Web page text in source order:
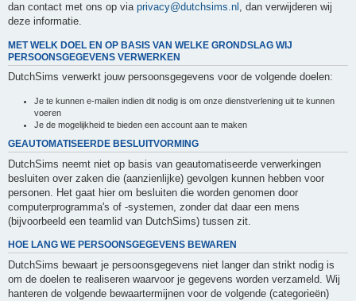
dan contact met ons op via privacy@dutchsims.nl , dan verwijderen wij
deze informatie.
MET WELK DOEL EN OP BASIS VAN WELKE GRONDSLAG WIJ
PERSOONSGEGEVENS VERWERKEN
DutchSims verwerkt jouw persoonsgegevens voor de volgende doelen:
Je te kunnen e-mailen indien dit nodig is om onze dienstverlening uit te kunnen
voeren
Je de mogelijkheid te bieden een account aan te maken
GEAUTOMATISEERDE BESLUITVORMING
DutchSims neemt niet op basis van geautomatiseerde verwerkingen
besluiten over zaken die (aanzienlijke) gevolgen kunnen hebben voor
personen. Het gaat hier om besluiten die worden genomen door
computerprogramma's of -systemen, zonder dat daar een mens
(bijvoorbeeld een teamlid van DutchSims) tussen zit.
HOE LANG WE PERSOONSGEGEVENS BEWAREN
DutchSims bewaart je persoonsgegevens niet langer dan strikt nodig is
om de doelen te realiseren waarvoor je gegevens worden verzameld. Wij
hanteren de volgende bewaartermijnen voor de volgende (categorieën)